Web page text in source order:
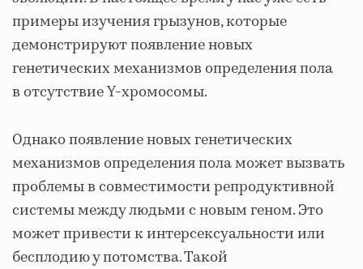
примеры изучения грызунов, которые
демонстрируют появление новых
генетических механизмов определения пола
в отсутствие Y-хромосомы.
Однако появление новых генетических
механизмов определения пола может вызвать
проблемы в совместимости репродуктивной
системы между людьми с новым геном. Это
может привести к интерсексуальности или
бесплодию у потомства. Такой